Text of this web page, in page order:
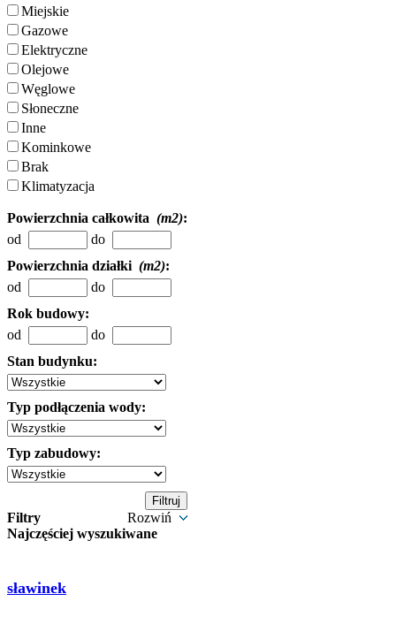
Miejskie
Gazowe
Elektryczne
Olejowe
Węglowe
Słoneczne
Inne
Kominkowe
Brak
Klimatyzacja
Powierzchnia całkowita (m2):
od
do
Powierzchnia działki (m2):
od
do
Rok budowy:
od
do
Stan budynku:
Typ podłączenia wody:
Typ zabudowy:
Filtry
Rozwiń
Najczęściej wyszukiwane
sławinek